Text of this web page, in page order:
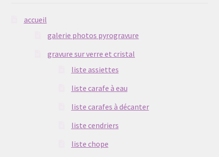
accueil
galerie photos pyrogravure
gravure sur verre et cristal
liste assiettes
liste carafe à eau
liste carafes à décanter
liste cendriers
liste chope